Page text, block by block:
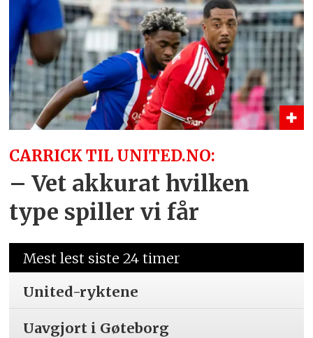
CARRICK TIL UNITED.NO:
– Vet akkurat hvilken
type spiller vi får
Mest lest siste 24 timer
United-ryktene
Uavgjort i Gøteborg